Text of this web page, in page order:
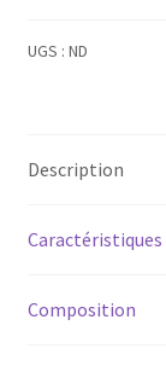
UGS : ND
Description
Caractéristiques
Composition